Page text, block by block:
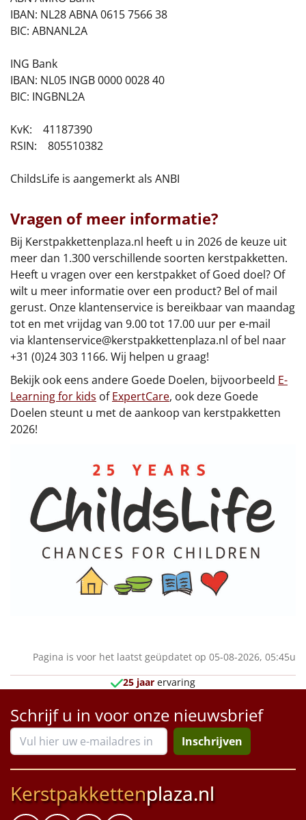
Sinterklaaspakketten
Particulier
Kerstgeschenken 2026
Relatiegeschenken
Cadeaubon
Per stuk
Alle overige
IBAN: NL28 ABNA 0615 7566 38
BIC: ABNANL2A
ING Bank
IBAN: NL05 INGB 0000 0028 40
BIC: INGBNL2A
KvK: 41187390
RSIN: 805510382
ChildsLife is aangemerkt als ANBI
Vragen of meer informatie?
Bij Kerstpakkettenplaza.nl heeft u in 2026 de keuze uit
meer dan 1.300 verschillende soorten kerstpakketten.
Heeft u vragen over een kerstpakket of Goed doel? Of
wilt u meer informatie over een product? Bel of mail
gerust. Onze klantenservice is bereikbaar van maandag
tot en met vrijdag van 9.00 tot 17.00 uur per e-mail
via klantenservice@kerstpakkettenplaza.nl of bel naar
+31 (0)24 303 1166. Wij helpen u graag!
Bekijk ook eens andere Goede Doelen, bijvoorbeeld E-
Learning for kids ofExpertCare, ook deze Goede
Doelen steunt u met de aankoop van kerstpakketten
2026!
Pagina is voor het laatst geüpdatet op 05-08-2026, 05:45u
25 jaar ervaring
Schrijf u in voor onze nieuwsbrief
Inschrijven
Kerstpakkettenplaza.nl